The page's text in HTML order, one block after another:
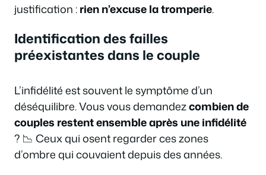
justification :rien n’excuse la tromperie.
Identification des failles
préexistantes dans le couple
L’infidélité est souvent le symptôme d’un
déséquilibre. Vous vous demandezcombien de
couples restent ensemble après une infidélité
? 📉 Ceux qui osent regarder ces zones
d’ombre qui couvaient depuis des années.